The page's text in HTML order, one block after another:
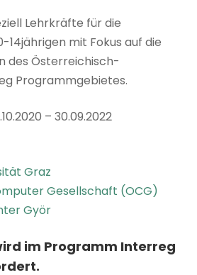
Lehrkräfte für die
14jährigen mit Fokus auf die
des Österreichisch-
Programmgebietes.
– 30.09.2022
Graz
Gesellschaft (OCG)
Györ
im Programm Interreg